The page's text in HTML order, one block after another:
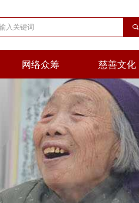
끠
网络众筹 慈善文化